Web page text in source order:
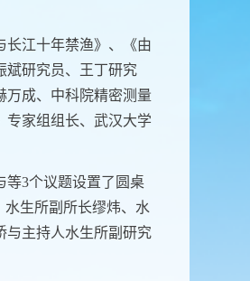
长江十年禁渔》、《由
研究员、王丁研究
万成、中科院精密测量
专家组组长、武汉大学
等3个议题设置了圆桌
生所副所长缪炜、水
与主持人水生所副研究